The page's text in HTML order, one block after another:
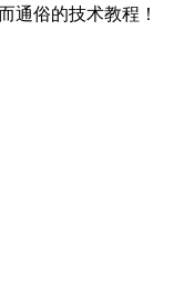
通俗的技术教程！